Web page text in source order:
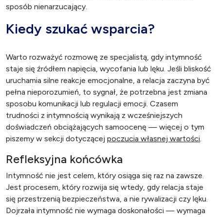
sposób nienarzucający.
Kiedy szukać wsparcia?
Warto rozważyć rozmowę ze specjalistą, gdy intymność
staje się źródłem napięcia, wycofania lub lęku. Jeśli bliskość
uruchamia silne reakcje emocjonalne, a relacja zaczyna być
pełna nieporozumień, to sygnał, że potrzebna jest zmiana
sposobu komunikacji lub regulacji emocji. Czasem
trudności z intymnością wynikają z wcześniejszych
doświadczeń obciążających samoocenę — więcej o tym
piszemy w sekcji dotyczącej poczucia własnej wartości
Refleksyjna końcówka
Intymność nie jest celem, który osiąga się raz na zawsze.
Jest procesem, który rozwija się wtedy, gdy relacja staje
się przestrzenią bezpieczeństwa, a nie rywalizacji czy lęku.
Dojrzała intymność nie wymaga doskonałości — wymaga